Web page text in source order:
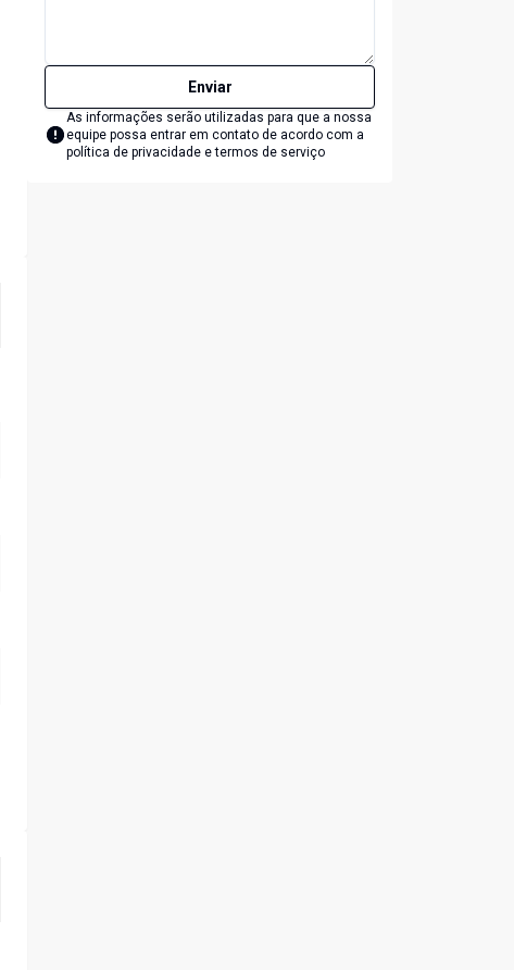
Enviar
As informações serão utilizadas para que a nossa
equipe possa entrar em contato de acordo com a
política de privacidade e termos de serviço